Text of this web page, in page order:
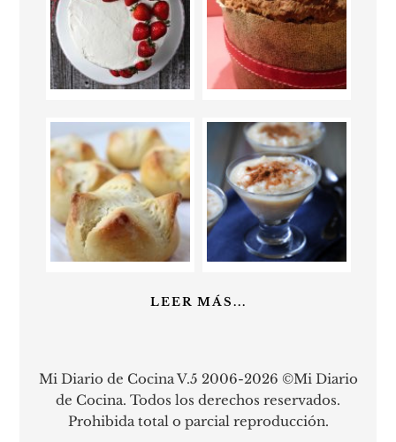
LEER MÁS...
Mi Diario de Cocina V.5 2006-2026 ©Mi Diario
de Cocina. Todos los derechos reservados.
Prohibida total o parcial reproducción.